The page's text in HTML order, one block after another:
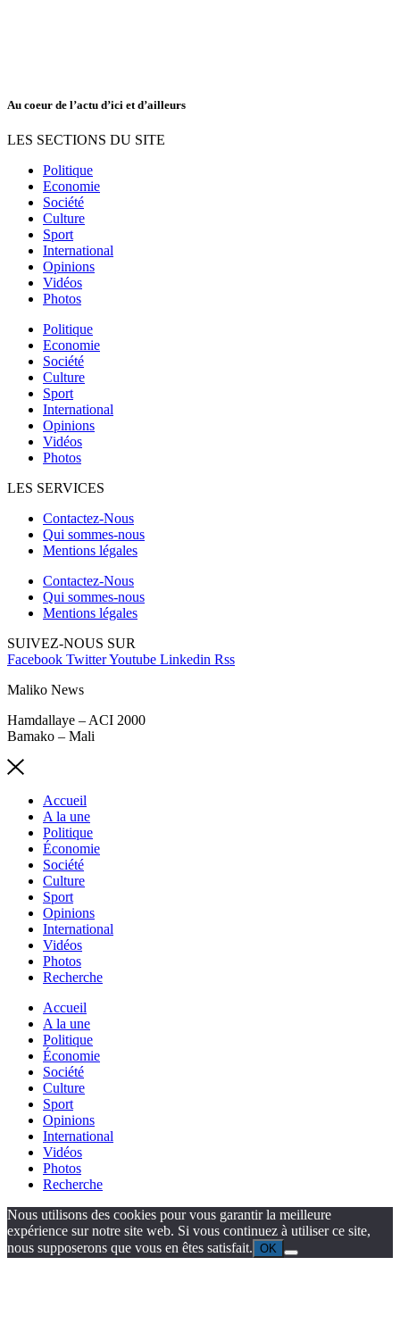
Au coeur de l’actu d’ici et d’ailleurs
LES SECTIONS DU SITE
Politique
Economie
Société
Culture
Sport
International
Opinions
Vidéos
Photos
Politique
Economie
Société
Culture
Sport
International
Opinions
Vidéos
Photos
LES SERVICES
Contactez-Nous
Qui sommes-nous
Mentions légales
Contactez-Nous
Qui sommes-nous
Mentions légales
SUIVEZ-NOUS SUR
Facebook TwitterYoutube Linkedin Rss
Maliko News
Hamdallaye – ACI 2000
Bamako – Mali
Accueil
A la une
Politique
Économie
Société
Culture
Sport
Opinions
International
Vidéos
Photos
Recherche
Accueil
A la une
Politique
Économie
Société
Culture
Sport
Opinions
International
Vidéos
Photos
Recherche
Nous utilisons des cookies pour vous garantir la meilleure
expérience sur notre site web. Si vous continuez à utiliser ce site,
nous supposerons que vous en êtes satisfait. OK